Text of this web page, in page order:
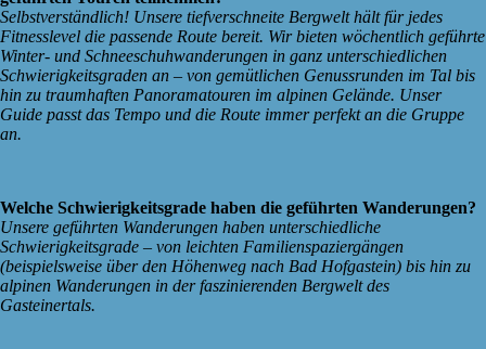
Selbstverständlich! Unsere tiefverschneite Bergwelt hält für jedes
Fitnesslevel die passende Route bereit. Wir bieten wöchentlich geführte
Winter- und Schneeschuhwanderungen in ganz unterschiedlichen
Schwierigkeitsgraden an – von gemütlichen Genussrunden im Tal bis
hin zu traumhaften Panoramatouren im alpinen Gelände. Unser
Guide passt das Tempo und die Route immer perfekt an die Gruppe
an.
Welche Schwierigkeitsgrade haben die geführten Wanderungen?
Unsere geführten Wanderungen haben unterschiedliche
Schwierigkeitsgrade – von leichten Familienspaziergängen
(beispielsweise über den Höhenweg nach Bad Hofgastein) bis hin zu
alpinen Wanderungen in der faszinierenden Bergwelt des
Gasteinertals.